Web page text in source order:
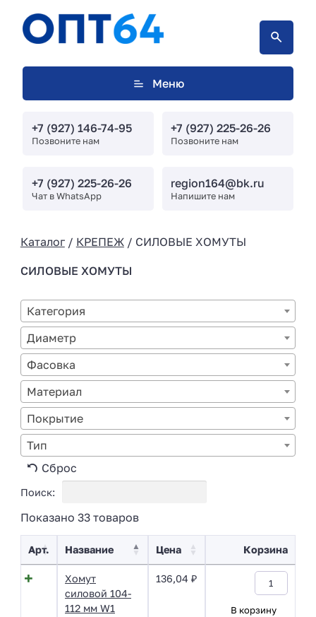
Меню
+7 (927) 146-74-95
Позвоните нам
+7 (927) 225-26-26
Позвоните нам
+7 (927) 225-26-26
Чат в WhatsApp
region164@bk.ru
Напишите нам
Каталог/ КРЕПЕЖ/ СИЛОВЫЕ ХОМУТЫ
СИЛОВЫЕ ХОМУТЫ
Категория
Диаметр
Фасовка
Материал
Покрытие
Тип
Сброс
Поиск:
Показано 33 товаров
Арт. Название Цена Корзина
Хомут
силовой 104-
112 мм W1
136,04 ₽
В корзину